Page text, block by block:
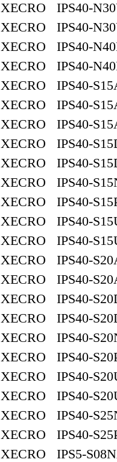
XECRO IPS40-
XECRO IPS40-
XECRO IPS40-
XECRO IPS40-
XECRO IPS40-
XECRO IPS40-
XECRO IPS40-
XECRO IPS40-
XECRO IPS40-
XECRO IPS40-
XECRO IPS40-
XECRO IPS40-
XECRO IPS40-
XECRO IPS40-
XECRO IPS40-
XECRO IPS40-
XECRO IPS40-
XECRO IPS40-
XECRO IPS40-
XECRO IPS40-
XECRO IPS40-
XECRO IPS40-
XECRO IPS40-
XECRO IPS5-